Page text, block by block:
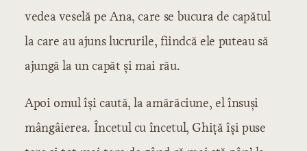
vedea veselă pe Ana, care se bucura de capătul
la care au ajuns lucrurile, fiindcă ele puteau să
ajungă la un capăt și mai rău.
Apoi omul își caută, la amărăciune, el însuși
mângâierea. Încetul cu încetul, Ghiță își puse